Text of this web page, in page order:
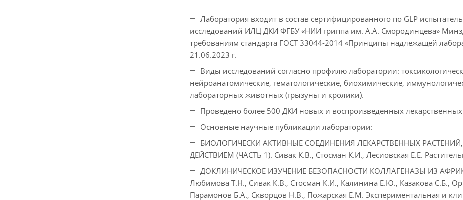
Лаборатория входит в состав сертифицированного по GLP
исследований ИЛЦ ДКИ ФГБУ «НИИ гриппа им. А.А. Смородинцева»
требованиям стандарта ГОСТ 33044-2014 «Принципы надлежащей
21.06.2023 г.
Виды исследований согласно профилю лаборатории:
нейроанатомические, гематологические, биохимические,
лабораторных животных (грызуны и кролики).
Проведено более 500 ДКИ новых и воспроизведенных лекарственных
Основные научные публикации лаборатории:
БИОЛОГИЧЕСКИ АКТИВНЫЕ СОЕДИНЕНИЯ ЛЕКАРСТВЕННЫХ
ДЕЙСТВИЕМ (ЧАСТЬ 1). Сивак К.В., Стосман К.И., Лесиовская Е.Е.
ДОКЛИНИЧЕСКОЕ ИЗУЧЕНИЕ БЕЗОПАСНОСТИ КОЛЛАГЕНАЗЫ ИЗ
Любимова Т.Н., Сивак К.В., Стосман К.И., Калинина Е.Ю., Казакова С.Б.,
Парамонов Б.А., Скворцов Н.В., Пожарская Е.М. Экспериментальная и